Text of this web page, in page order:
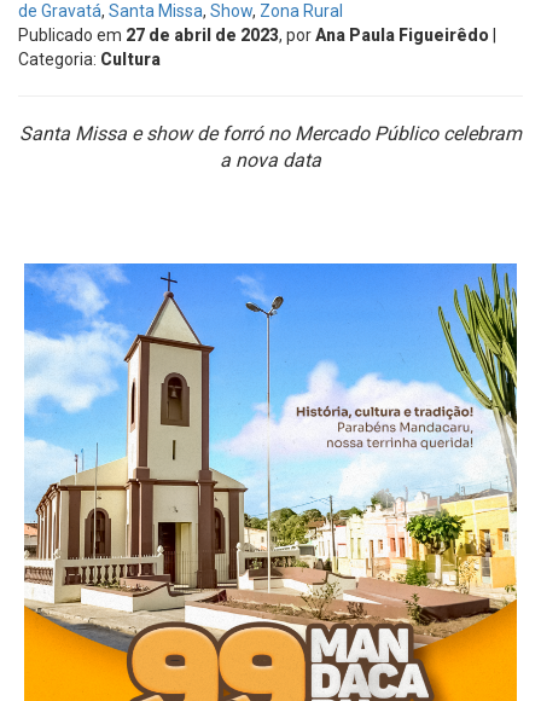
de Gravatá, Santa Missa, Show, Zona Rural
Publicado em 27 de abril de 2023, porAna Paula Figueirêdo
Categoria: Cultura
Santa Missa e show de forró no Mercado Público celebram
a nova data